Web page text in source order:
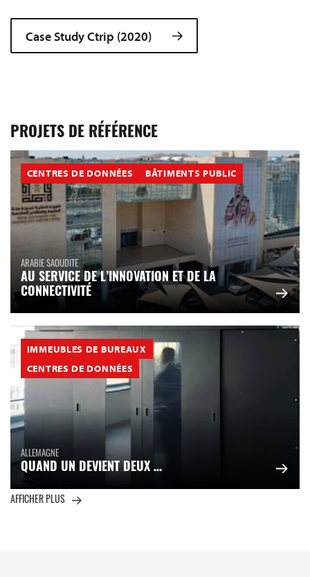
Case Study Ctrip (2020)
PROJETS DE RÉFÉRENCE
CENTRES DE DONNÉES BÂTIMENTS PUBLIC
ARABIE SAOUDITE
AU SERVICE DE L’INNOVATION ET DE LA
CONNECTIVITÉ
IMMEUBLES DE BUREAUX
CENTRES DE DONNÉES
ALLEMAGNE
QUAND UN DEVIENT DEUX …
AFFICHER PLUS